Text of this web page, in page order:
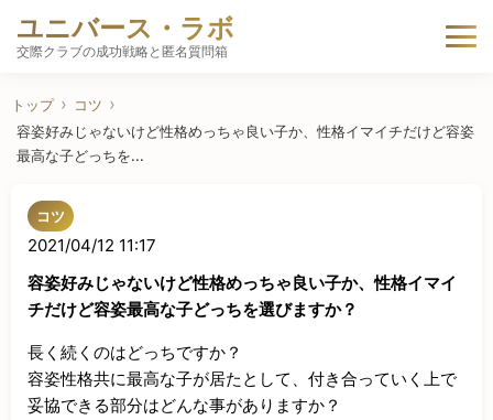
ユニバース・ラボ
交際クラブの成功戦略と匿名質問箱
トップ
コツ
容姿好みじゃないけど性格めっちゃ良い子か、性格イマイチだけど容姿
最高な子どっちを...
コツ
2021/04/12 11:17
容姿好みじゃないけど性格めっちゃ良い子か、性格イマイ
チだけど容姿最高な子どっちを選びますか？
長く続くのはどっちですか？
容姿性格共に最高な子が居たとして、付き合っていく上で
妥協できる部分はどんな事がありますか？